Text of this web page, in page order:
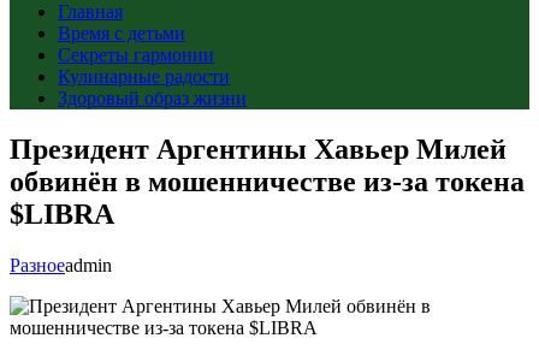
Главная
Время с детьми
Секреты гармонии
Кулинарные радости
Здоровый образ жизни
Президент Аргентины Хавьер Милей
обвинён в мошенничестве из-за токена
$LIBRA
Разноеadmin